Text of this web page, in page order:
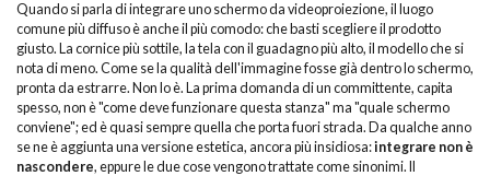
Quando si parla di integrare uno schermo da videoproiezione, il luogo
comune più diffuso è anche il più comodo: che basti scegliere il prodotto
giusto. La cornice più sottile, la tela con il guadagno più alto, il modello che si
nota di meno. Come se la qualità dell'immagine fosse già dentro lo schermo,
pronta da estrarre. Non lo è. La prima domanda di un committente, capita
spesso, non è "come deve funzionare questa stanza" ma "quale schermo
conviene"; ed è quasi sempre quella che porta fuori strada. Da qualche anno
se ne è aggiunta una versione estetica, ancora più insidiosa:integrare non è
nascondere, eppure le due cose vengono trattate come sinonimi. Il